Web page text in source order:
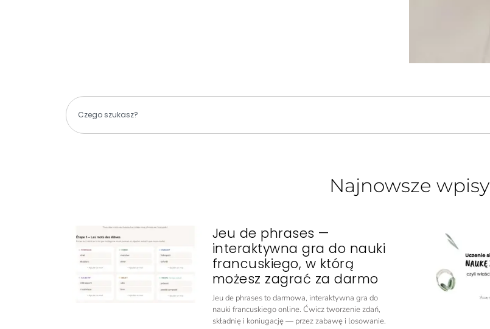
Najnowsze wpisy
Jeu de phrases —
interaktywna gra do nauki
francuskiego, w którą
możesz zagrać za darmo
Jeu de phrases to darmowa, interaktywna gra do
nauki francuskiego online. Ćwicz tworzenie zdań,
składnię i koniugację — przez zabawę i losowanie.